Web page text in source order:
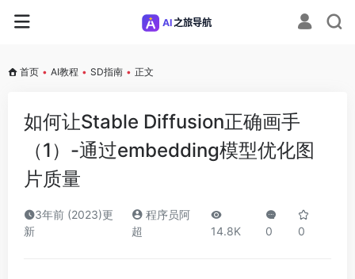
首页 • AI教程 • SD指南 • 正文
如何让Stable Diffusion正确画手
（1）-通过embedding模型优化图
片质量
3年前 (2023)更
新
程序员阿
超
14.8K 0 0